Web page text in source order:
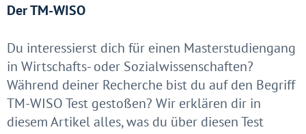
Der TM-WISO
Du interessierst dich für einen Masterstudiengang
in Wirtschafts- oder Sozialwissenschaften?
Während deiner Recherche bist du auf den Begriff
TM-WISO Test gestoßen? Wir erklären dir in
diesem Artikel alles, was du über diesen Test